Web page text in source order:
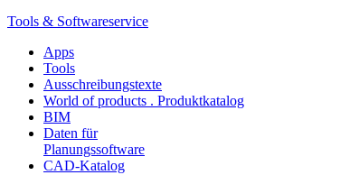
Tools & Softwareservice
Apps
Tools
Ausschreibungstexte
World of products . Produktkatalog
BIM
Daten für
Planungssoftware
CAD-Katalog